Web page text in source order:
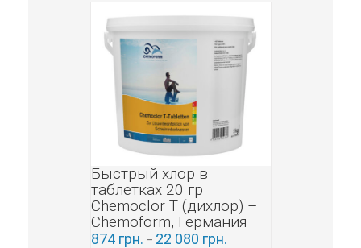
Быстрый хлор в
таблетках 20 гр
Chemoclor Т (дихлор) –
Chemoform, Германия
874 грн. – 22 080 грн.